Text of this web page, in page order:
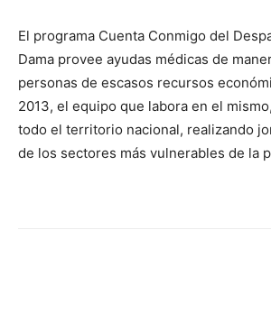
El programa Cuenta Conmigo del
Dama provee ayudas médicas de
personas de escasos recursos
2013, el equipo que labora en el
todo el territorio nacional, realizando
de los sectores más vulnerables de la